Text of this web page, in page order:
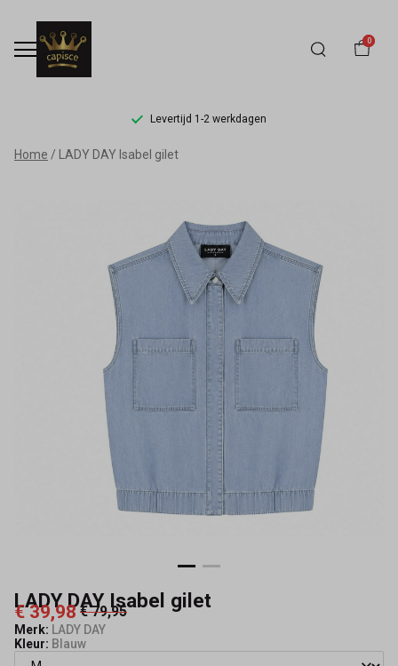
0
Levertijd 1-2 werkdagen
LADY
Capisce
Home LADY DAY Isabel gilet
LADY DAY Isabel gilet
€ 39,98 € 79,95
Merk: LADY DAY
Kleur: Blauw